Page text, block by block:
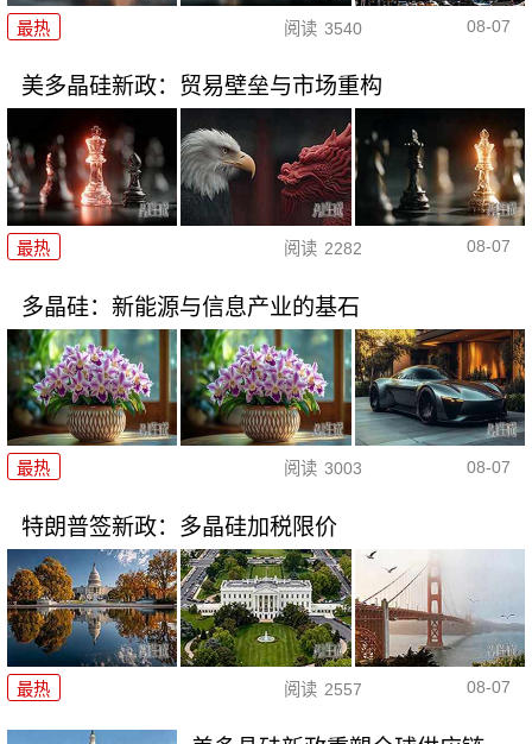
最热 阅读 3540 08-07
美多晶硅新政：贸易壁垒与市场重构
最热 阅读 2282 08-07
多晶硅：新能源与信息产业的基石
最热 阅读 3003 08-07
特朗普签新政：多晶硅加税限价
最热 阅读 2557 08-07